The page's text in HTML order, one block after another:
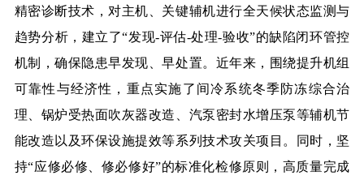
精密诊断技术，对主机、关键辅机进行全天候状态监测与
趋势分析，建立了“发现-评估-处理-验收”的缺陷闭环管控
机制，确保隐患早发现、早处置。近年来，围绕提升机组
可靠性与经济性，重点实施了间冷系统冬季防冻综合治
理、锅炉受热面吹灰器改造、汽泵密封水增压泵等辅机节
能改造以及环保设施提效等系列技术攻关项目。同时，坚
持“应修必修、修必修好”的标准化检修原则，高质量完成